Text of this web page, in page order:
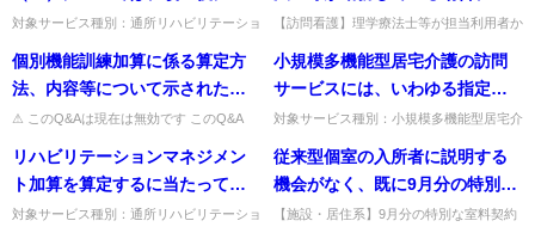
か。
正当な理由に該当すると考えて
よいか。
処遇改善加算（Ⅱ）～（Ⅳ）と
点がない場合であっても、介護
給付費算定に係る介護給付費算
定等体制届出書の提出は必須
か。
対象サービス種別：通所リハビリテーショ
応型通所介護,短期入所生活介護,短期入所
療養介護,福祉用具貸...
時担当している利用者から電話
が、この場合も速やかに看護師
又は保健師に連絡するのか。
【訪問看護】理学療法士等が担当利用者か
師・保健師に連絡するのか。そのとおり
（看護の判断は看護師等が行う...
個別機能訓練加算に係る算定方
法、内容等について示された
い。
⚠ このQ&Aは現在は無効です このQ&A
となっています（処遇改善加算など、要件
が変更さ...
小規模多機能型居宅介護の訪問
サービスには、いわゆる指定訪
問介護の身体介護のうち通院・
通院介助）も含まれるのか。
対象サービス種別：小規模多機能型居宅介
質問小規模多機能型居宅介護の訪問サービ
スには、いわゆる指定訪問介...
リハビリテーションマネジメン
ト加算を算定するに当たって
は、理学療法士等の配置は基準
対象サービス種別：通所リハビリテーショ
従来型個室の入所者に説明する
機会がなく、既に9月分の特別な
室料の契約を交わしてしまった
【施設・居住系】9月分の特別な室料契約